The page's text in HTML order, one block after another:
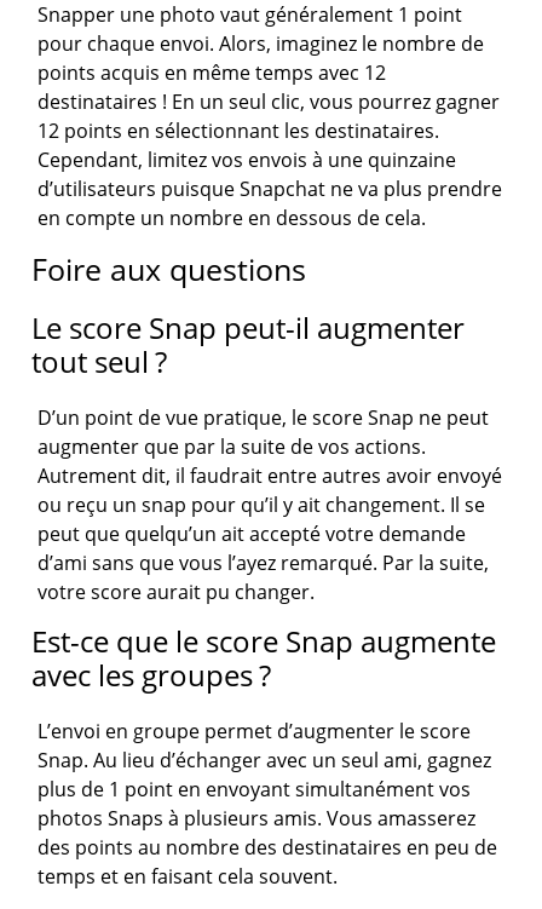
Snapper une photo vaut généralement 1 point
pour chaque envoi. Alors, imaginez le nombre de
points acquis en même temps avec 12
destinataires ! En un seul clic, vous pourrez gagner
12 points en sélectionnant les destinataires.
Cependant, limitez vos envois à une quinzaine
d’utilisateurs puisque Snapchat ne va plus prendre
en compte un nombre en dessous de cela.
Foire aux questions
Le score Snap peut-il augmenter
tout seul ?
D’un point de vue pratique, le score Snap ne peut
augmenter que par la suite de vos actions.
Autrement dit, il faudrait entre autres avoir envoyé
ou reçu un snap pour qu’il y ait changement. Il se
peut que quelqu’un ait accepté votre demande
d’ami sans que vous l’ayez remarqué. Par la suite,
votre score aurait pu changer.
Est-ce que le score Snap augmente
avec les groupes ?
L’envoi en groupe permet d’augmenter le score
Snap. Au lieu d’échanger avec un seul ami, gagnez
plus de 1 point en envoyant simultanément vos
photos Snaps à plusieurs amis. Vous amasserez
des points au nombre des destinataires en peu de
temps et en faisant cela souvent.